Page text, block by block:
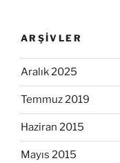
ARŞIVLER
Aralık 2025
Temmuz 2019
Haziran 2015
Mayıs 2015